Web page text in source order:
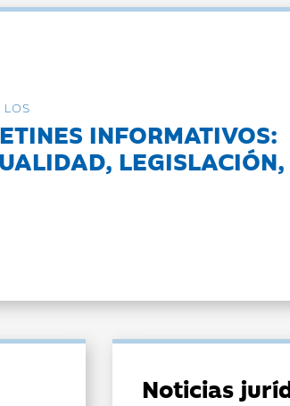
LOS
INFORMATIVOS:
Noticias